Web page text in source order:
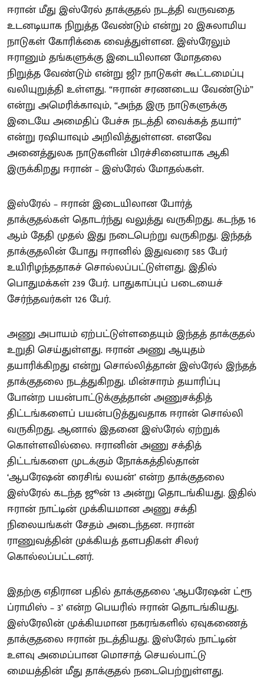
ஈரான் மீது இஸ்ரேல் தாக்குதல் நடத்தி வருவதை
உடனடியாக நிறுத்த வேண்டும் என்று 20 இசுலாமிய
நாடுகள் கோரிக்கை வைத்துள்ளன. இஸ்ரேலும்
ஈரானும் தங்களுக்கு இடையிலான மோதலை
நிறுத்த வேண்டும் என்று ஜி7 நாடுகள் கூட்டமைப்பு
வலியுறுத்தி உள்ளது. “ஈரான் சரணடைய வேண்டும்”
என்று அமெரிக்காவும், “அந்த இரு நாடுகளுக்கு
இடையே அமைதிப் பேச்சு நடத்தி வைக்கத் தயார்”
என்று ரஷியாவும் அறிவித்துள்ளன. எனவே
அனைத்துலக நாடுகளின் பிரச்சினையாக ஆகி
இருக்கிறது ஈரான் – இஸ்ரேல் மோதல்கள்.
இஸ்ரேல் – ஈரான் இடையிலான போர்த்
தாக்குதல்கள் தொடர்ந்து வலுத்து வருகிறது. கடந்த 16
ஆம் தேதி முதல் இது நடைபெற்று வருகிறது. இந்தத்
தாக்குதலின் போது ஈரானில் இதுவரை 585 பேர்
உயிரிழந்ததாகச் சொல்லப்பட்டுள்ளது. இதில்
பொதுமக்கள் 239 பேர். பாதுகாப்புப் படையைச்
சேர்ந்தவர்கள் 126 பேர்.
அணு அபாயம் ஏற்பட்டுள்ளதையும் இந்தத் தாக்குதல்
உறுதி செய்துள்ளது. ஈரான் அணு ஆயுதம்
தயாரிக்கிறது என்று சொல்லித்தான் இஸ்ரேல் இந்தத்
தாக்குதலை நடத்துகிறது. மின்சாரம் தயாரிப்பு
போன்ற பயன்பாட்டுக்குத்தான் அணுசக்தித்
திட்டங்களைப் பயன்படுத்துவதாக ஈரான் சொல்லி
வருகிறது. ஆனால் இதனை இஸ்ரேல் ஏற்றுக்
கொள்ளவில்லை. ஈரானின் அணு சக்தித்
திட்டங்களை முடக்கும் நோக்கத்தில்தான்
‘ஆபரேஷன் ரைசிங் லயன்’ என்ற தாக்குதலை
இஸ்ரேல் கடந்த ஜூன் 13 அன்று தொடங்கியது. இதில்
ஈரான் நாட்டின் முக்கியமான அணு சக்தி
நிலையங்கள் சேதம் அடைந்தன. ஈரான்
ராணுவத்தின் முக்கியத் தளபதிகள் சிலர்
கொல்லப்பட்டனர்.
இதற்கு எதிரான பதில் தாக்குதலை ‘ஆபரேஷன் ட்ரூ
ப்ராமிஸ் – 3’ என்ற பெயரில் ஈரான் தொடங்கியது.
இஸ்ரேலின் முக்கியமான நகரங்களில் ஏவுகணைத்
தாக்குதலை ஈரான் நடத்தியது. இஸ்ரேல் நாட்டின்
உளவு அமைப்பான மொசாத் செயல்பாட்டு
மையத்தின் மீது தாக்குதல் நடைபெற்றுள்ளது.